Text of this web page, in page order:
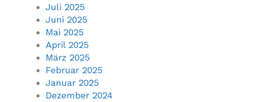
Juli 2025
Juni 2025
Mai 2025
April 2025
März 2025
Februar 2025
Januar 2025
Dezember 2024